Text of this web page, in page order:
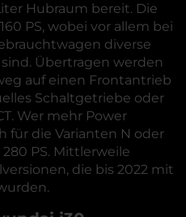
Hubraum bereit. Die
PS, wobei vor allem bei
diverse
Übertragen werden
auf einen Frontantrieb
Schaltgetriebe oder
Wer mehr Power
für die Varianten N oder
PS. Mittlerweile
die bis 2022 mit